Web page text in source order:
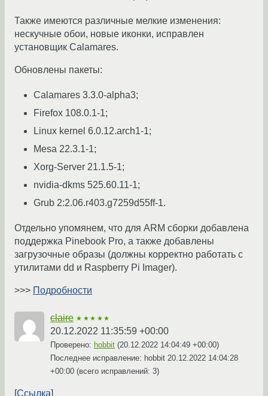
Также имеются различные мелкие изменения:
нескучные обои, новые иконки, исправлен
установщик Calamares.
Обновлены пакеты:
Calamares 3.3.0-alpha3;
Firefox 108.0.1-1;
Linux kernel 6.0.12.arch1-1;
Mesa 22.3.1-1;
Xorg-Server 21.1.5-1;
nvidia-dkms 525.60.11-1;
Grub 2:2.06.r403.g7259d55ff-1.
Отдельно упомянем, что для ARM сборки добавлена
поддержка Pinebook Pro, а также добавлены
загрузочные образы (должны корректно работать с
утилитами dd и Raspberry Pi Imager).
>>> Подробности
claire ★★★★★
20.12.2022 11:35:59 +00:00
Проверено: hobbit (20.12.2022 14:04:49 +00:00)
Последнее исправление: hobbit 20.12.2022 14:04:28
+00:00 (всего исправлений: 3)
Ссылка